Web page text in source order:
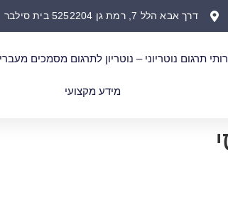
דרך אבא הלל 7, רמת גן 5252204 בית סילבר
תרגום נוטריוני – נוטריון לתרגום מסמכים
מידע מקצועי